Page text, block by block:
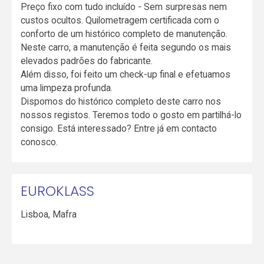
Preço fixo com tudo incluído - Sem surpresas nem
custos ocultos. Quilometragem certificada com o
conforto de um histórico completo de manutenção.
Neste carro, a manutenção é feita segundo os mais
elevados padrões do fabricante.
Além disso, foi feito um check-up final e efetuamos
uma limpeza profunda.
Dispomos do histórico completo deste carro nos
nossos registos. Teremos todo o gosto em partilhá-lo
consigo. Está interessado? Entre já em contacto
conosco.
EUROKLASS
Lisboa, Mafra